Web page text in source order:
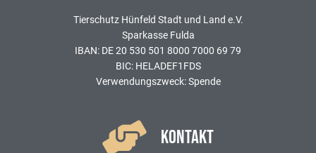
Tierschutz Hünfeld Stadt und Land e.V.
Sparkasse Fulda
IBAN: DE 20 530 501 8000 7000 69 79
BIC: HELADEF1FDS
Verwendungszweck: Spende
KONTAKT